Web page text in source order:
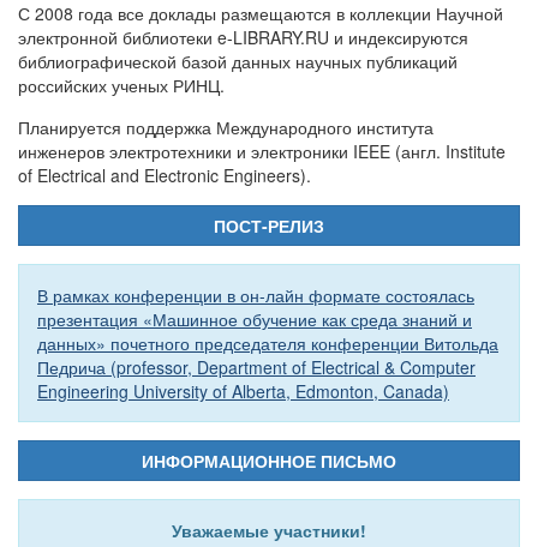
С 2008 года все доклады размещаются в коллекции Научной
электронной библиотеки e-LIBRARY.RU и индексируются
библиографической базой данных научных публикаций
российских ученых РИНЦ.
Планируется поддержка Международного института
инженеров электротехники и электроники IEEE (англ. Institute
of Electrical and Electronic Engineers).
ПОСТ-РЕЛИЗ
В рамках конференции в он-лайн формате состоялась
презентация «Машинное обучение как среда знаний и
данных» почетного председателя конференции Витольда
Педрича (professor, Department of Electrical & Computer
Engineering University of Alberta, Edmonton, Canada)
ИНФОРМАЦИОННОЕ ПИСЬМО
Уважаемые участники!